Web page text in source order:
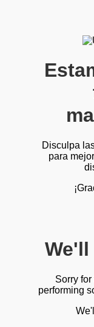
Disculpa
para
Sorry
performing